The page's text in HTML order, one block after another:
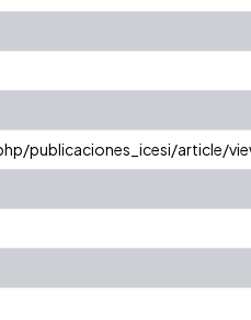
publicaciones_icesi/article/